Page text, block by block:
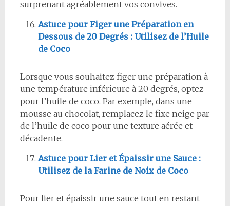
surprenant agréablement vos convives.
Astuce pour Figer une Préparation en
Dessous de 20 Degrés : Utilisez de l’Huile
de Coco
Lorsque vous souhaitez figer une préparation à
une température inférieure à 20 degrés, optez
pour l’huile de coco. Par exemple, dans une
mousse au chocolat, remplacez le fixe neige par
de l’huile de coco pour une texture aérée et
décadente.
Astuce pour Lier et Épaissir une Sauce :
Utilisez de la Farine de Noix de Coco
Pour lier et épaissir une sauce tout en restant